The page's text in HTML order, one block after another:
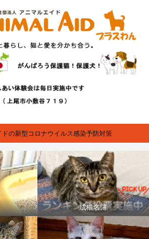
ドの新型コロナウイルス感染予防対策
成猫名簿